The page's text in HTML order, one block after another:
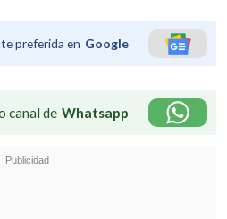
preferida en Google
canal de Whatsapp